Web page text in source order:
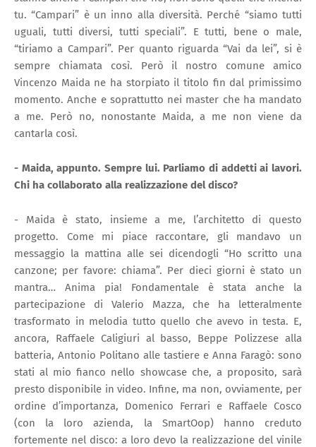
tu. “Campari” è un inno alla diversità. Perché “siamo tutti
uguali, tutti diversi, tutti speciali”. E tutti, bene o male,
“tiriamo a Campari”. Per quanto riguarda “Vai da lei”, si è
sempre chiamata così. Però il nostro comune amico
Vincenzo Maida ne ha storpiato il titolo fin dal primissimo
momento. Anche e soprattutto nei master che ha mandato
a me. Però no, nonostante Maida, a me non viene da
cantarla così.
- Maida, appunto. Sempre lui. Parliamo di addetti ai lavori.
Chi ha collaborato alla realizzazione del disco?
- Maida è stato, insieme a me, l’architetto di questo
progetto. Come mi piace raccontare, gli mandavo un
messaggio la mattina alle sei dicendogli “Ho scritto una
canzone; per favore: chiama”. Per dieci giorni è stato un
mantra… Anima pia! Fondamentale è stata anche la
partecipazione di Valerio Mazza, che ha letteralmente
trasformato in melodia tutto quello che avevo in testa. E,
ancora, Raffaele Caligiuri al basso, Beppe Polizzese alla
batteria, Antonio Politano alle tastiere e Anna Faragò: sono
stati al mio fianco nello showcase che, a proposito, sarà
presto disponibile in video. Infine, ma non, ovviamente, per
ordine d’importanza, Domenico Ferrari e Raffaele Cosco
(con la loro azienda, la SmartOop) hanno creduto
fortemente nel disco: a loro devo la realizzazione del vinile